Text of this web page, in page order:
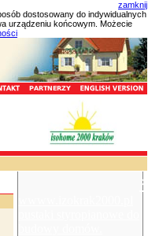
zamknij
dostosowany do indywidualnych
urządzeniu końcowym. Możecie
×